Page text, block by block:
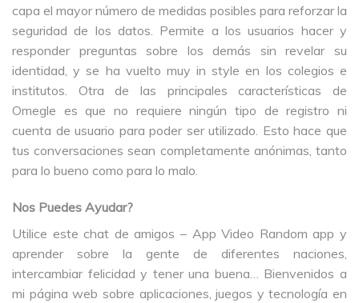
capa el mayor número de medidas posibles para reforzar la
seguridad de los datos. Permite a los usuarios hacer y
responder preguntas sobre los demás sin revelar su
identidad, y se ha vuelto muy in style en los colegios e
institutos. Otra de las principales características de
Omegle es que no requiere ningún tipo de registro ni
cuenta de usuario para poder ser utilizado. Esto hace que
tus conversaciones sean completamente anónimas, tanto
para lo bueno como para lo malo.
Nos Puedes Ayudar?
Utilice este chat de amigos – App Video Random app y
aprender sobre la gente de diferentes naciones,
intercambiar felicidad y tener una buena… Bienvenidos a
mi página web sobre aplicaciones, juegos y tecnología en